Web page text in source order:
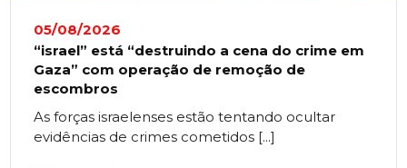
05/08/2026
“israel” está “destruindo a cena do crime em
Gaza” com operação de remoção de
escombros
As forças israelenses estão tentando ocultar
evidências de crimes cometidos [...]